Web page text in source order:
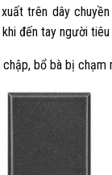
trên dây
đến tay người tiêu
bổ bà bị chạm